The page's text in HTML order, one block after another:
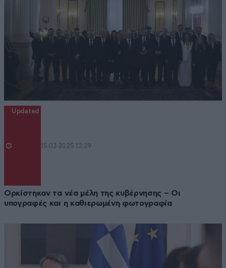
Updated
15·03·2025 12:29
Ορκίστηκαν τα νέα μέλη της κυβέρνησης – Οι
υπογραφές και η καθιερωμένη φωτογραφία